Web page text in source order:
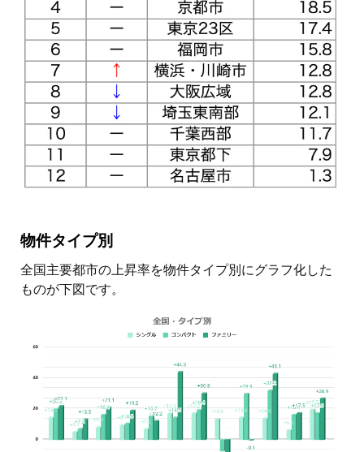
物件タイプ別
全国主要都市の上昇率を物件タイプ別にグラフ化した
ものが下図です。